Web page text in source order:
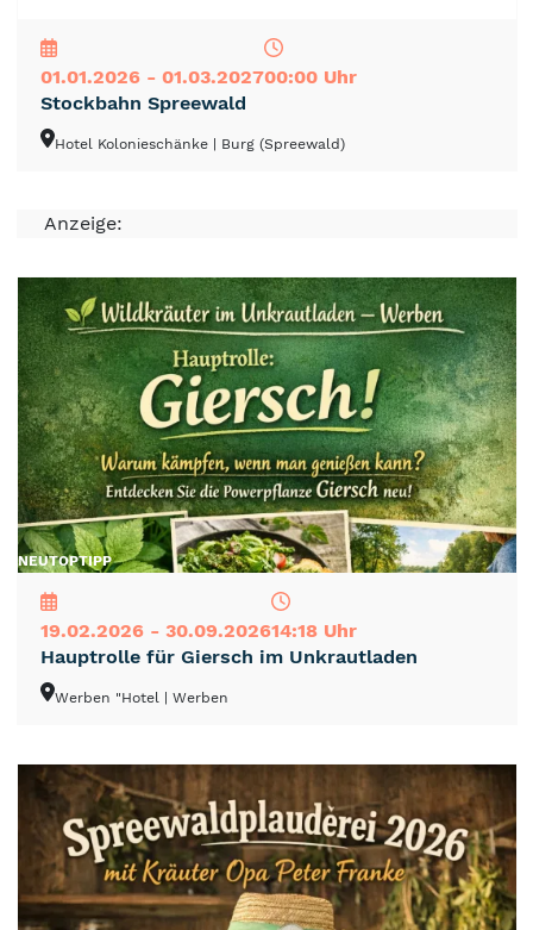
01.01.2026 - 01.03.202700:00 Uhr
Stockbahn Spreewald
Hotel Kolonieschänke | Burg (Spreewald)
NEUTOPTIPP
19.02.2026 - 30.09.202614:18 Uhr
Hauptrolle für Giersch im Unkrautladen
Werben "Hotel | Werben
Anzeige: